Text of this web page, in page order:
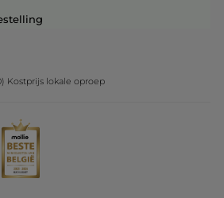
Kostprijs lokale oproep